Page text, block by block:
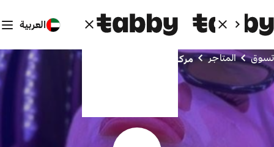
العربية
تسوق المتاجر مركز بيلا في للتجميل